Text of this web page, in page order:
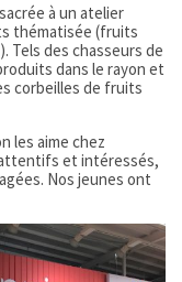
à un atelier
thématisée (fruits
Tels des chasseurs de
dans le rayon et
corbeilles de fruits
les aime chez
et intéressés,
Nos jeunes ont